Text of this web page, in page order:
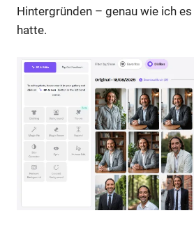
Hintergründen – genau wie ich
hatte.